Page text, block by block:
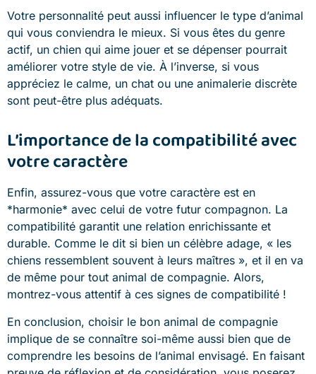
Votre personnalité peut aussi influencer le type d’animal
qui vous conviendra le mieux. Si vous êtes du genre
actif, un chien qui aime jouer et se dépenser pourrait
améliorer votre style de vie. À l’inverse, si vous
appréciez le calme, un chat ou une animalerie discrète
sont peut-être plus adéquats.
L’importance de la compatibilité avec
votre caractère
Enfin, assurez-vous que votre caractère est en
*harmonie* avec celui de votre futur compagnon. La
compatibilité garantit une relation enrichissante et
durable. Comme le dit si bien un célèbre adage, « les
chiens ressemblent souvent à leurs maîtres », et il en va
de même pour tout animal de compagnie. Alors,
montrez-vous attentif à ces signes de compatibilité !
En conclusion, choisir le bon animal de compagnie
implique de se connaître soi-même aussi bien que de
comprendre les besoins de l’animal envisagé. En faisant